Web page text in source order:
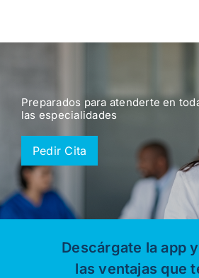
Preparados para atenderte en
las especialidades
Pedir Cita
Descárgate la app
las ventajas que